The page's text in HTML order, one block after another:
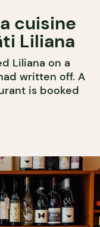
cuisine
Liliana
Liliana on a
written off. A
is booked